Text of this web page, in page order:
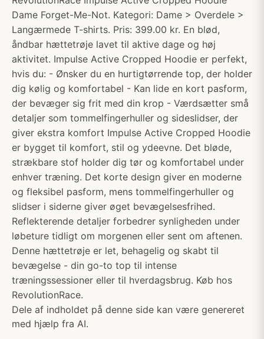
Dame Forget-Me-Not. Kategori: Dame > Overdele >
Langærmede T-shirts. Pris: 399.00 kr. En blød,
åndbar hættetrøje lavet til aktive dage og høj
aktivitet. Impulse Active Cropped Hoodie er perfekt,
hvis du: - Ønsker du en hurtigtørrende top, der holder
dig kølig og komfortabel - Kan lide en kort pasform,
der bevæger sig frit med din krop - Værdsætter små
detaljer som tommelfingerhuller og sideslidser, der
giver ekstra komfort Impulse Active Cropped Hoodie
er bygget til komfort, stil og ydeevne. Det bløde,
strækbare stof holder dig tør og komfortabel under
enhver træning. Det korte design giver en moderne
og fleksibel pasform, mens tommelfingerhuller og
slidser i siderne giver øget bevægelsesfrihed.
Reflekterende detaljer forbedrer synligheden under
løbeture tidligt om morgenen eller sent om aftenen.
Denne hættetrøje er let, behagelig og skabt til
bevægelse - din go-to top til intense
træningssessioner eller til hverdagsbrug. Køb hos
RevolutionRace.
Dele af indholdet på denne side kan være genereret
med hjælp fra AI.